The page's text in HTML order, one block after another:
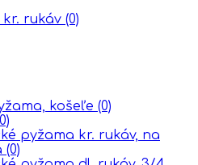
kr. rukáv (0)
košeľe (0)
pyžama kr. rukáv, na
(0)